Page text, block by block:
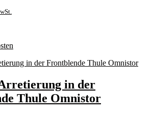
in der
Thule Omnistor